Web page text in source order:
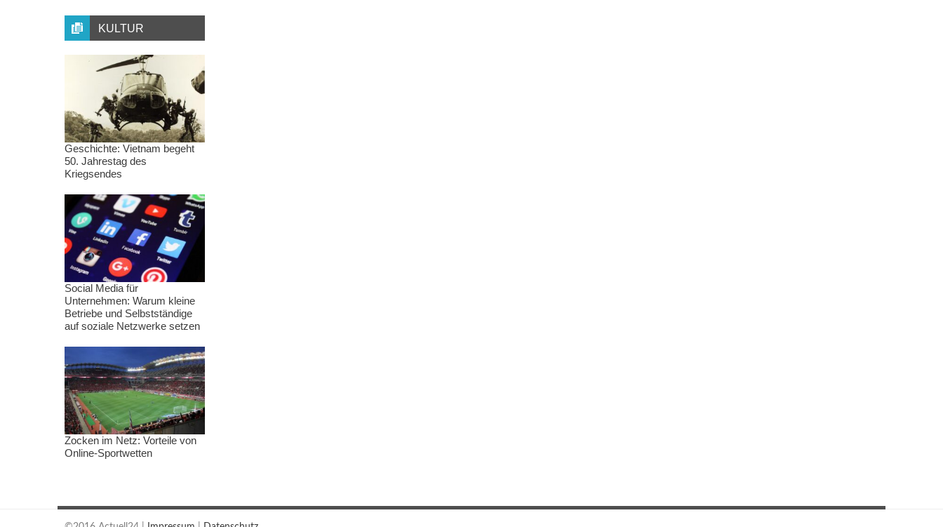
KULTUR
Geschichte: Vietnam begeht
50. Jahrestag des
Kriegsendes
Social Media für
Unternehmen: Warum kleine
Betriebe und Selbstständige
auf soziale Netzwerke setzen
Zocken im Netz: Vorteile von
Online-Sportwetten